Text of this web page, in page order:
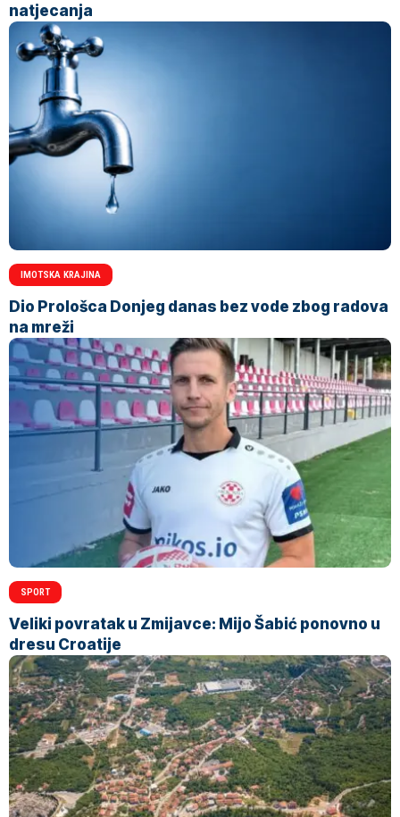
natjecanja
IMOTSKA KRAJINA
Dio Prološca Donjeg danas bez vode zbog radova
na mreži
SPORT
Veliki povratak u Zmijavce: Mijo Šabić ponovno u
dresu Croatije